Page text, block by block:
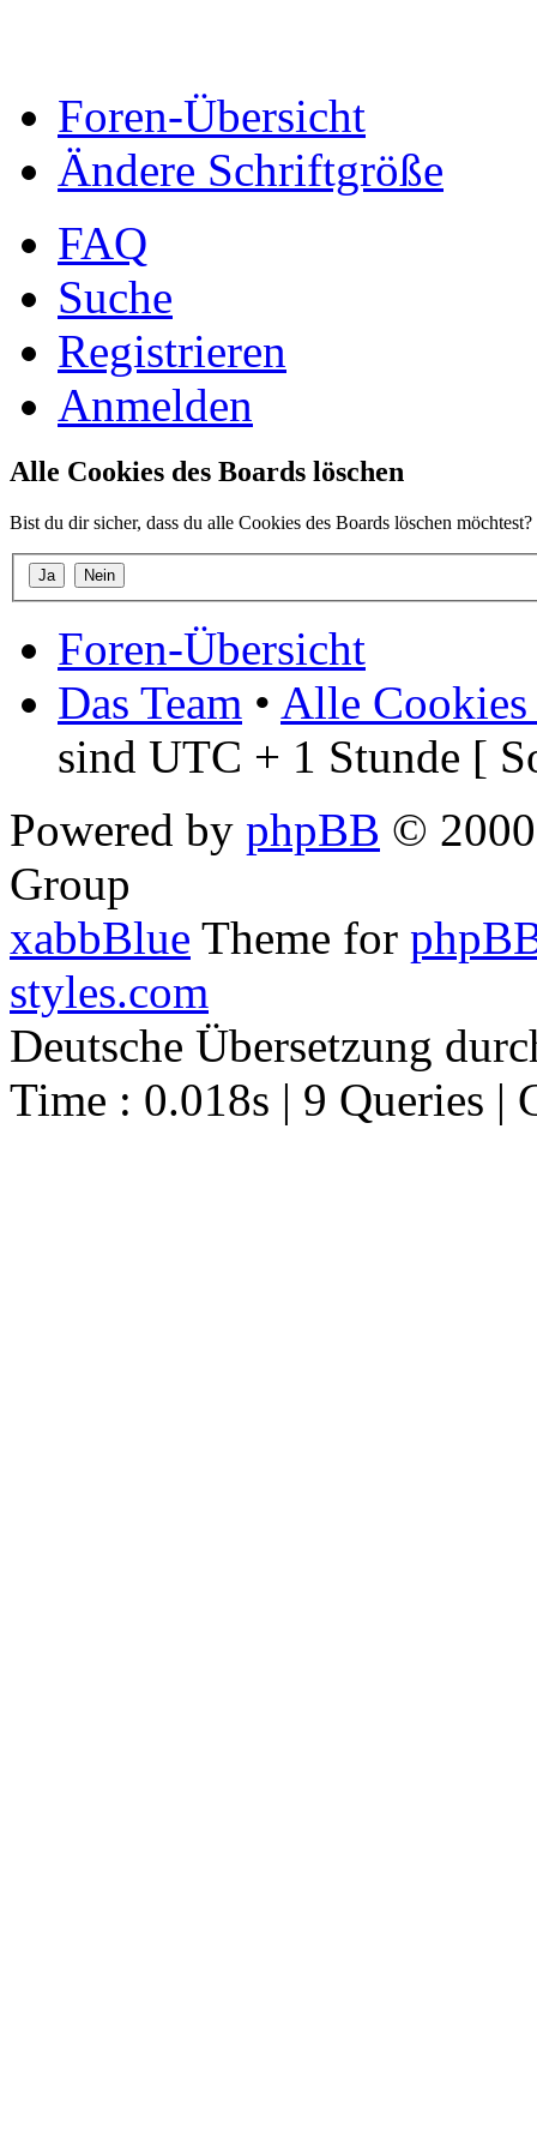
Foren-Übersicht
Ändere Schriftgröße
FAQ
Suche
Registrieren
Anmelden
Alle Cookies des Boards löschen
Bist du dir sicher, dass du alle Cookies des Boards löschen möchtest?
Foren-Übersicht
Das Team • Alle Cookies
sind UTC + 1 Stunde [
Powered by phpBB ©
Group
xabbBlue Theme for
styles.com
Deutsche Übersetzung
Time : 0.018s | 9 Queries |